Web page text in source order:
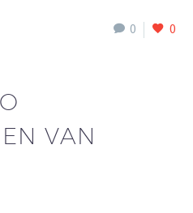
0 0
VAN